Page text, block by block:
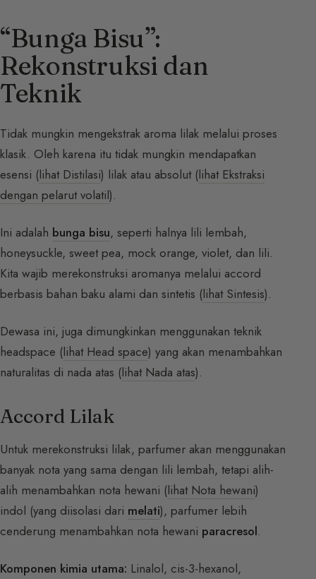
“Bunga Bisu”:
Rekonstruksi dan
Teknik
Tidak mungkin mengekstrak aroma lilak melalui proses
klasik. Oleh karena itu tidak mungkin mendapatkan
esensi (lihat Distilasi) lilak atau absolut (lihat Ekstraksi
dengan pelarut volatil).
Ini adalah bunga bisu, seperti halnya lili lembah,
honeysuckle, sweet pea, mock orange, violet, dan lili.
Kita wajib merekonstruksi aromanya melalui accord
berbasis bahan baku alami dan sintetis (lihat Sintesis).
Dewasa ini, juga dimungkinkan menggunakan teknik
headspace (lihat Head space) yang akan menambahkan
naturalitas di nada atas (lihat Nada atas).
Accord Lilak
Untuk merekonstruksi lilak, parfumer akan menggunakan
banyak nota yang sama dengan lili lembah, tetapi alih-
alih menambahkan nota hewani (lihat Nota hewani)
indol (yang diisolasi dari melati), parfumer lebih
cenderung menambahkan nota hewani paracresol.
Komponen kimia utama: Linalol, cis-3-hexanol,